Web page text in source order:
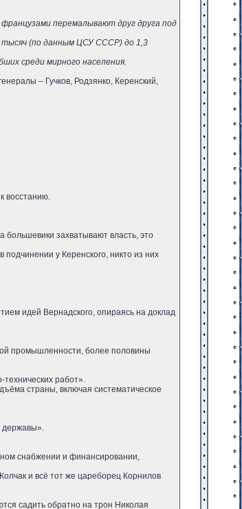
перемалывают друг друга под
тысяч (по данным ЦСУ СССР) до 1,3
среди мирного населения.
– Гучков, Родзянко, Керенский,
восстанию.
большевики захватывают власть, это
у Керенского, никто из них
идей Вернадского, опираясь на доклад
промышленности, более половины
работ».
страны, включая систематическое
державы».
снабжении и финансировании,
и всё тот же цареборец Корнилов
садить обратно на трон Николая